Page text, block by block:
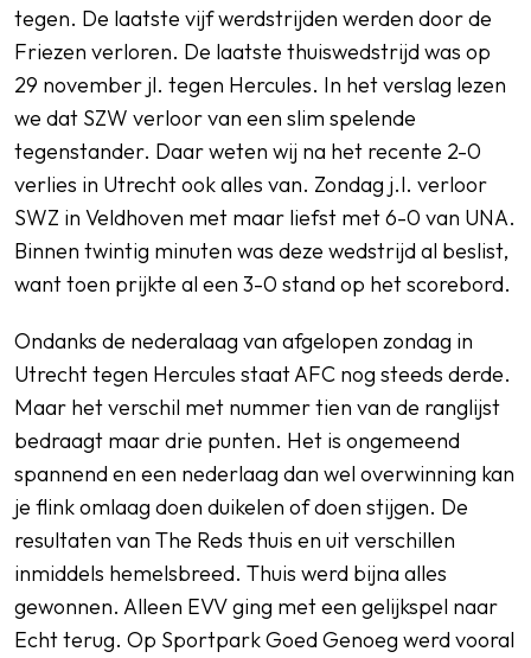
tegen. De laatste vijf werdstrijden werden door de
Friezen verloren. De laatste thuiswedstrijd was op
29 november jl. tegen Hercules. In het verslag lezen
we dat SZW verloor van een slim spelende
tegenstander. Daar weten wij na het recente 2-0
verlies in Utrecht ook alles van. Zondag j.l. verloor
SWZ in Veldhoven met maar liefst met 6-0 van UNA.
Binnen twintig minuten was deze wedstrijd al beslist,
want toen prijkte al een 3-0 stand op het scorebord.
Ondanks de nederalaag van afgelopen zondag in
Utrecht tegen Hercules staat AFC nog steeds derde.
Maar het verschil met nummer tien van de ranglijst
bedraagt maar drie punten. Het is ongemeend
spannend en een nederlaag dan wel overwinning kan
je flink omlaag doen duikelen of doen stijgen. De
resultaten van The Reds thuis en uit verschillen
inmiddels hemelsbreed. Thuis werd bijna alles
gewonnen. Alleen EVV ging met een gelijkspel naar
Echt terug. Op Sportpark Goed Genoeg werd vooral